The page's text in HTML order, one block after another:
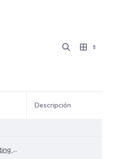
Descripción
Investors Meeting Financial Plan Update 12.02.2025